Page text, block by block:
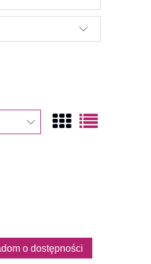
o dostępności